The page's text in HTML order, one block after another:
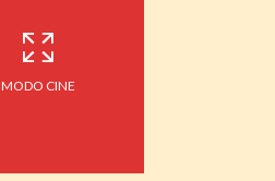
MODO CINE